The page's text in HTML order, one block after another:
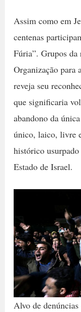
Assim como em
centenas
Fúria”. Grupos da
Organização para
reveja seu
que significaria
abandono da
único, laico, livre
histórico
Estado de Israel.
Alvo de